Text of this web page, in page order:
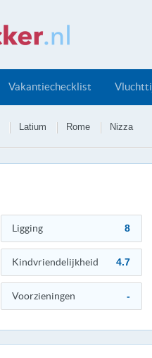
Vakantiechecklist
Latium Rome Nizza
Ligging 8
Kindvriendelijkheid 4.7
Voorzieningen -